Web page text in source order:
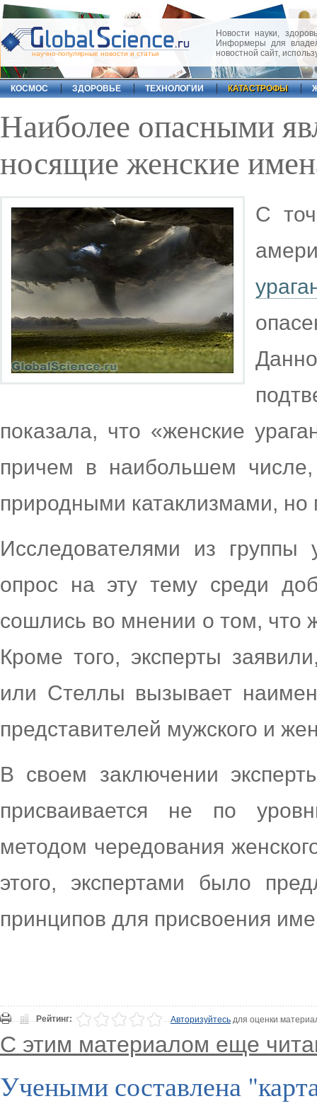
научно-популярные новости и статьи
Новости науки,
Информеры для
новостной сайт,
КОСМОС ЗДОРОВЬЕ ТЕХНОЛОГИИ КАТАСТРОФЫ
Наиболее опасными
носящие женские
С
показала, что «женские
причем в наибольшем
природными катаклизмами, но
Исследователями из группы
опрос на эту тему среди
сошлись во мнении о том, что
Кроме того, эксперты
или Стеллы вызывает
представителей мужского и
В своем заключении
присваивается не по
методом чередования
этого, экспертами было
принципов для присвоения
Рейтинг: Авторизуйтесьдля оценки
С этим материалом еще
Учеными составлена